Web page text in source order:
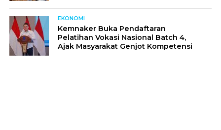
EKONOMI
Kemnaker Buka Pendaftaran
Pelatihan Vokasi Nasional Batch 4,
Ajak Masyarakat Genjot Kompetensi